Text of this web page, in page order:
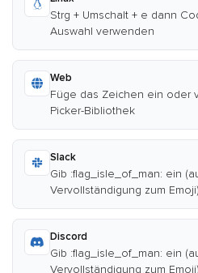
Strg + Umschalt + e dann
Auswahl verwenden
Web
Füge das Zeichen ein oder
Picker-Bibliothek
Slack
Gib :flag_isle_of_man: ein
Vervollständigung zum Emoji)
Discord
Gib :flag_isle_of_man: ein
Vervollständigung zum Emoji)